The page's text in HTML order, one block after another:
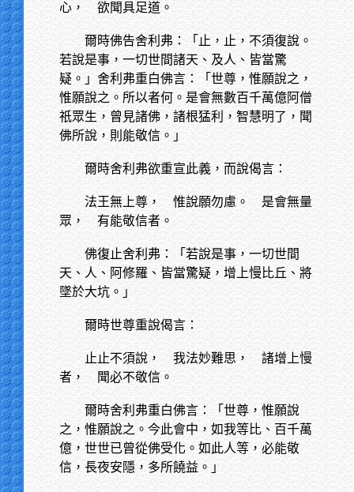
心， 欲聞具足道。
爾時佛告舍利弗：「止，止，不須復說。
若說是事，一切世間諸天、及人、皆當驚
疑。」舍利弗重白佛言：「世尊，惟願說之，
惟願說之。所以者何。是會無數百千萬億阿僧
祇眾生，曾見諸佛，諸根猛利，智慧明了，聞
佛所說，則能敬信。」
爾時舍利弗欲重宣此義，而說偈言：
法王無上尊，
惟說願勿慮。 是會無量
眾， 有能敬信者。
佛復止舍利弗：「若說是事，一切世間
天、人、阿修羅、皆當驚疑，增上慢比丘、將
墜於大坑。」
爾時世尊重說偈言：
止止不須說，
我法妙難思， 諸增上慢
者， 聞必不敬信。
爾時舍利弗重白佛言：「世尊，惟願說
之，惟願說之。今此會中，如我等比、百千萬
億，世世已曾從佛受化。如此人等，必能敬
信，長夜安隱，多所饒益。」